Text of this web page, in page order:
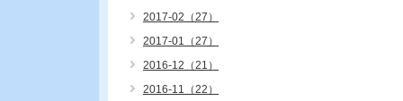
2017-02（27）
2017-01（27）
2016-12（21）
2016-11（22）